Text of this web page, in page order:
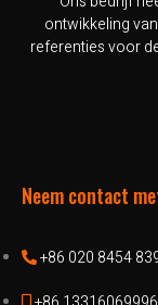
ontwikkeling
referenties voor
Neem contact
+86 020 8454